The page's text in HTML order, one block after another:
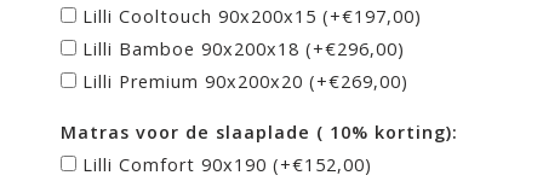
Lilli Cooltouch 90x200x15 (+€197,00)
Lilli Bamboe 90x200x18 (+€296,00)
Lilli Premium 90x200x20 (+€269,00)
Matras voor de slaaplade ( 10% korting):
Lilli Comfort 90x190 (+€152,00)